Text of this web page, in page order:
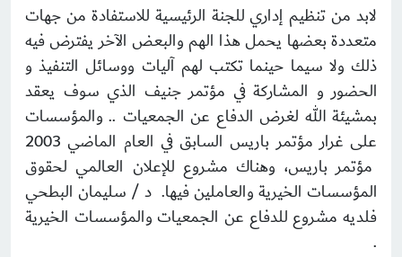
لابد من تنظيم إداري للجنة الرئيسية للاستفادة من جهات
متعددة بعضها يحمل هذا الهم والبعض الآخر يفترض فيه
ذلك ولا سيما حينما تكتب لهم آليات ووسائل التنفيذ و
الحضور و المشاركة في مؤتمر جنيف الذي سوف يعقد
بمشيئة الله لغرض الدفاع عن الجمعيات .. والمؤسسات
على غرار مؤتمر باريس السابق في العام الماضي 2003
مؤتمر باريس، وهناك مشروع للإعلان العالمي لحقوق
المؤسسات الخيرية والعاملين فيها. د / سليمان البطحي
فلديه مشروع للدفاع عن الجمعيات والمؤسسات الخيرية
.